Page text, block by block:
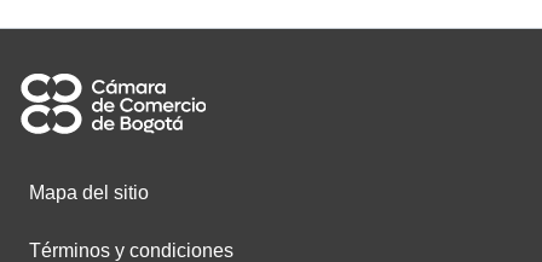
Mapa del sitio
Términos y condiciones